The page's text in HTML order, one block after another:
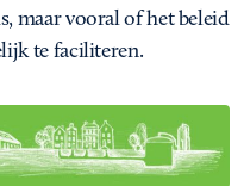
maar vooral of het beleid
te faciliteren.